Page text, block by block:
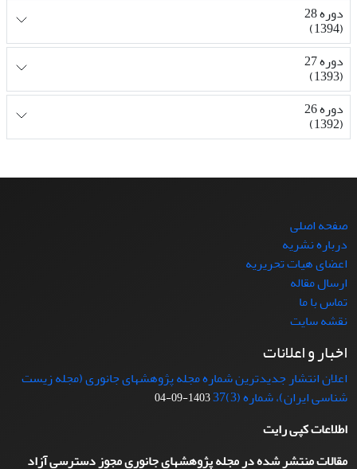
دوره 28
(1394)
دوره 27
(1393)
دوره 26
(1392)
صفحه اصلی
درباره نشریه
اعضای هیات تحریریه
ارسال مقاله
تماس با ما
نقشه سایت
اخبار و اعلانات
اعلان انتشار جدیدترین شماره مجله پژوهشهای جانوری (مجله زیست
شناسی ایران)، شماره (3)37
1403-09-04
اطلاعات کپی رایت
مقالات منتشر شده در مجله پژوهشهای جانوری مجوز دسترسی آزاد